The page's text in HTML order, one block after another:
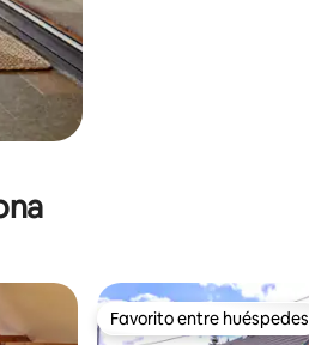
Favorito entre huéspedes
Favorito entre huéspedes